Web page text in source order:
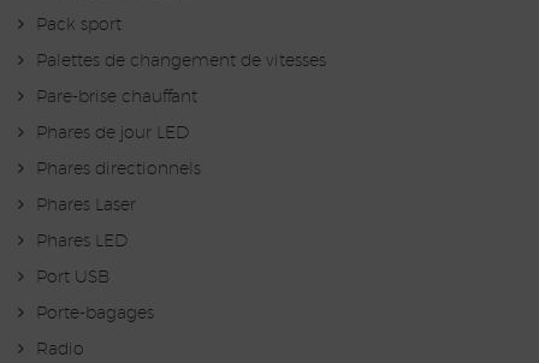
Pack sport
Palettes de changement de vitesses
Pare-brise chauffant
Phares de jour LED
Phares directionnels
Phares Laser
Phares LED
Port USB
Porte-bagages
Radio